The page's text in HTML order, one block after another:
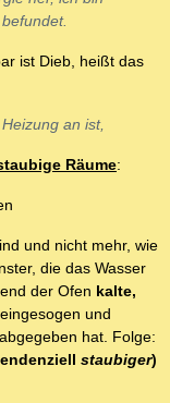
ist Dieb, heißt das
an ist,
Räume:
und nicht mehr, wie
die das Wasser
der Ofen kalte,
und
hat. Folge:
staubiger)